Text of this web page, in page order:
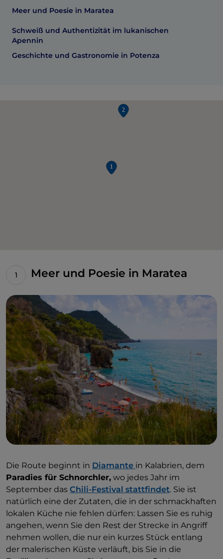
Meer und Poesie in Maratea
Schweiß und Authentizität im lukanischen
Apennin
Geschichte und Gastronomie in Potenza
Meer und Poesie in Maratea
Die Route beginnt in Diamante in Kalabrien, dem
Paradies für Schnorchler, wo jedes Jahr im
September das Chili-Festival stattfindet. Sie ist
natürlich eine der Zutaten, die in der schmackhaften
lokalen Küche nie fehlen dürfen: Lassen Sie es ruhig
angehen, wenn Sie den Rest der Strecke in Angriff
nehmen wollen, die nur ein kurzes Stück entlang
der malerischen Küste verläuft, bis Sie in die